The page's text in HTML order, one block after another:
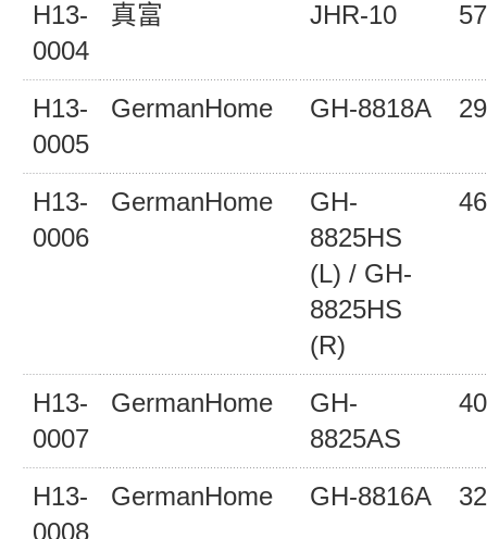
H13-
0004
真富 JHR-10 57
H13-
0005
GermanHome GH-8818A 29
H13-
0006
GermanHome
GH-
8825HS
(L) / GH-
8825HS
(R)
46
H13-
0007
GermanHome
GH-
8825AS
40
H13-
0008
GermanHome GH-8816A 32